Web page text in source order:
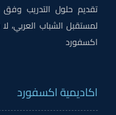
تقديم حلول التدريب وفق
لمستقبل الشباب العربي،
اكسفورد
اكاديمية اكسفورد